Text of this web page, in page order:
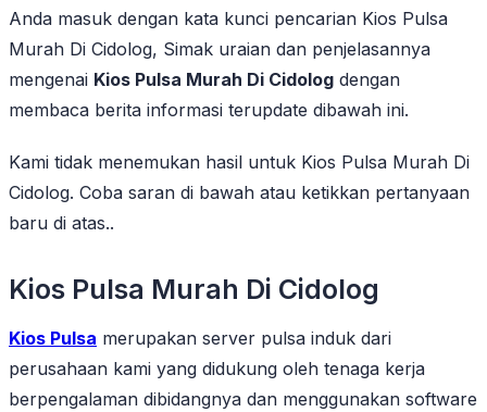
Anda masuk dengan kata kunci pencarian Kios Pulsa
Murah Di Cidolog, Simak uraian dan penjelasannya
mengenai Kios Pulsa Murah Di Cidolog dengan
membaca berita informasi terupdate dibawah ini.
Kami tidak menemukan hasil untuk Kios Pulsa Murah Di
Cidolog. Coba saran di bawah atau ketikkan pertanyaan
baru di atas..
Kios Pulsa Murah Di Cidolog
Kios Pulsa merupakan server pulsa induk dari
perusahaan kami yang didukung oleh tenaga kerja
berpengalaman dibidangnya dan menggunakan software